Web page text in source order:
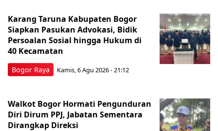
Bogor Raya
Karang Taruna Kabupaten Bogor
Siapkan Pasukan Advokasi, Bidik
Persoalan Sosial hingga Hukum di
40 Kecamatan
Kamis, 6 Agu 2026 - 21:12
Walkot Bogor Hormati Pengunduran
Diri Dirum PPJ, Jabatan Sementara
Dirangkap Direksi